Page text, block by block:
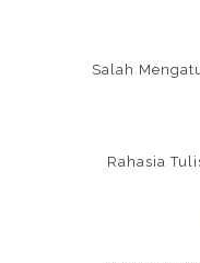
Salah
Rahasia